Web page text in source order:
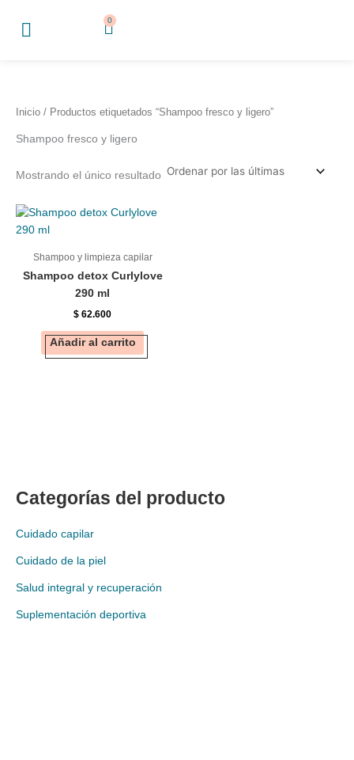
0
Cart
Categorías del producto
Cuidado capilar
Cuidado de la piel
Salud integral y recuperación
Suplementación deportiva
Inicio / Productos etiquetados “Shampoo fresco y ligero”
Shampoo fresco y ligero
Mostrando el único resultado
Shampoo y limpieza capilar
Shampoo detox Curlylove
290 ml
$ 62.600
Añadir al carrito